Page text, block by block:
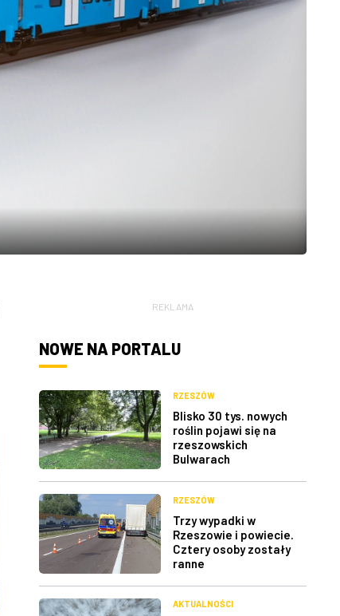
REKLAMA
NOWE NA PORTALU
RZESZÓW
Blisko 30 tys. nowych
roślin pojawi się na
rzeszowskich
Bulwarach
RZESZÓW
Trzy wypadki w
Rzeszowie i powiecie.
Cztery osoby zostały
ranne
AKTUALNOŚCI